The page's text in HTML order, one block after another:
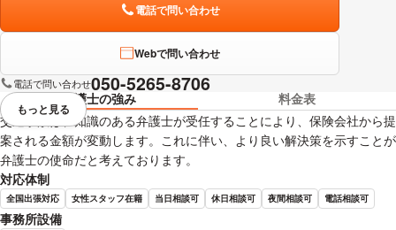
電話で問い合わせ
Webで問い合わせ
電話で問い合わせ050-5265-8706
弁護士の強み
料金表
交通事故は、知識のある弁護士が受任することにより、保険会社から提
案される金額が変動します。これに伴い、より良い解決策を示すことが
弁護士の使命だと考えております。
対応体制
全国出張対応 女性スタッフ在籍 当日相談可 休日相談可 夜間相談可 電話相談可
事務所設備
視覚的に省略されている要素を
もっと見る